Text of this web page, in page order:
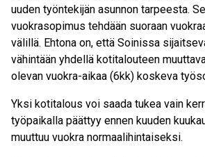
uuden työntekijän asunnon tarpeesta.
vuokrasopimus tehdään suoraan
välillä. Ehtona on, että Soinissa
vähintään yhdellä kotitalouteen
olevan vuokra-aikaa (6kk) koskeva
Yksi kotitalous voi saada tukea vain
työpaikalla päättyy ennen kuuden
muuttuu vuokra normaalihintaiseksi.